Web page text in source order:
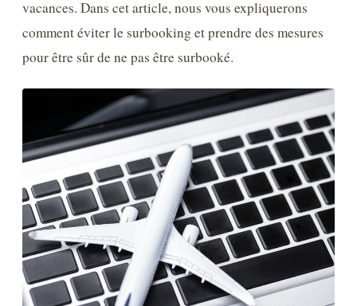
vacances. Dans cet article, nous vous expliquerons
comment éviter le surbooking et prendre des mesures
pour être sûr de ne pas être surbooké.